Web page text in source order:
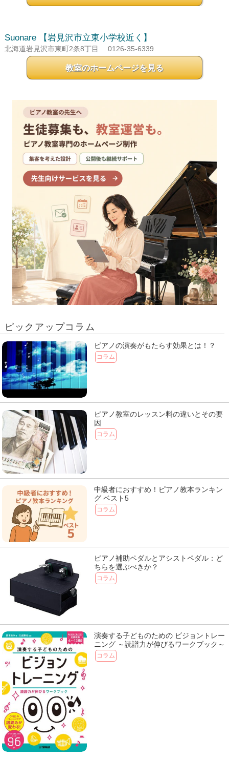
Suonare 【岩見沢市立東小学校近く】
北海道岩見沢市東町2条8丁目 0126-35-6339
教室のホームページを見る
ピックアップコラム
ピアノの演奏がもたらす効果とは！？
コラム
ピアノ教室のレッスン料の違いとその要
因
コラム
中級者におすすめ！ピアノ教本ランキン
グ ベスト5
コラム
ピアノ補助ペダルとアシストペダル：ど
ちらを選ぶべきか？
コラム
演奏する子どものための ビジョントレー
ニング ～読譜力が伸びるワークブック～
コラム